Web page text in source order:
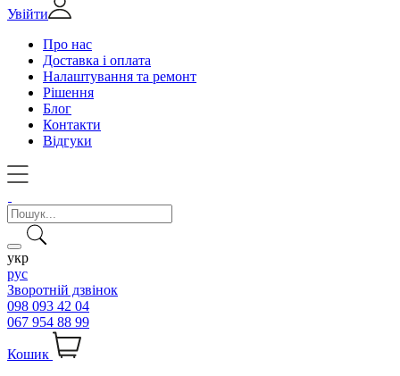
Увійти
Про нас
Доставка і оплата
Налаштування та ремонт
Рішення
Блог
Контакти
Відгуки
укр
рус
Зворотній дзвінок
098 093 42 04
067 954 88 99
Кошик